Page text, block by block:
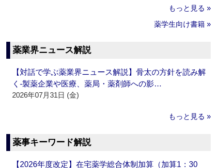
もっと見る »
薬学生向け書籍 »
薬業界ニュース解説
【対話で学ぶ薬業界ニュース解説】骨太の方針を読み解
く‐製薬企業や医療、薬局・薬剤師への影…
2026年07月31日 (金)
もっと見る »
薬事キーワード解説
【2026年度改定】在宅薬学総合体制加算（加算1：30